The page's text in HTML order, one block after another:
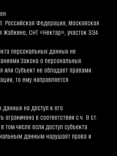
Российская Федерация, Московская
Жабкино, СНТ «Нектар», участок 334.
персональных данных не
Закона о персональных
Субъект не обладает правами
то ему направляется
данных на доступ к его
в соответствии с ч. 8 ст.
том числе если доступ субъекта
данным нарушает права и